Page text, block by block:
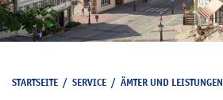
STARTSEITE / SERVICE / ÄMTER UND LEISTUNGEN